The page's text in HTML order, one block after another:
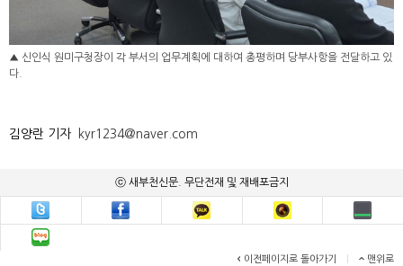
▲ 신인식 원미구청장이 각 부서의 업무계획에 대하여 총평하며 당부사항을 전달하고 있
다.
김양란 기자 kyr1234@naver.com
ⓒ 새부천신문. 무단전재 및 재배포금지
이전페이지로 돌아가기 맨위로